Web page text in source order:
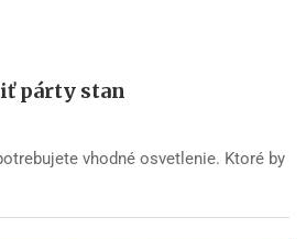
párty stan
vhodné osvetlenie. Ktoré by